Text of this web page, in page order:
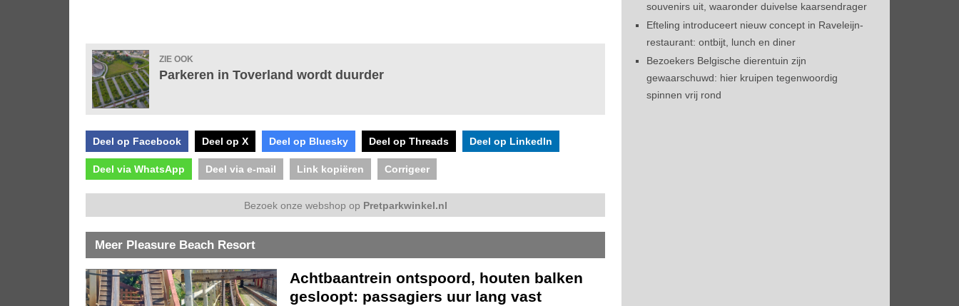
ZIE OOK
Parkeren in Toverland wordt duurder
Deel op Facebook Deel op X Deel op Bluesky Deel op Threads Deel op LinkedIn
Deel via WhatsApp Deel via e-mail Link kopiëren Corrigeer
Bezoek onze webshop op Pretparkwinkel.nl
Meer Pleasure Beach Resort
Achtbaantrein ontspoord, houten balken
gesloopt: passagiers uur lang vast
souvenirs uit, waaronder duivelse kaarsendrager
Efteling introduceert nieuw concept in Raveleijn-
restaurant: ontbijt, lunch en diner
Bezoekers Belgische dierentuin zijn
gewaarschuwd: hier kruipen tegenwoordig
spinnen vrij rond